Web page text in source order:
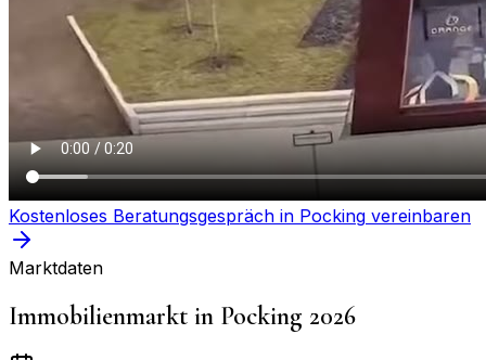
Kostenloses Beratungsgespräch in Pocking vereinbaren
Marktdaten
Immobilienmarkt in Pocking 2026